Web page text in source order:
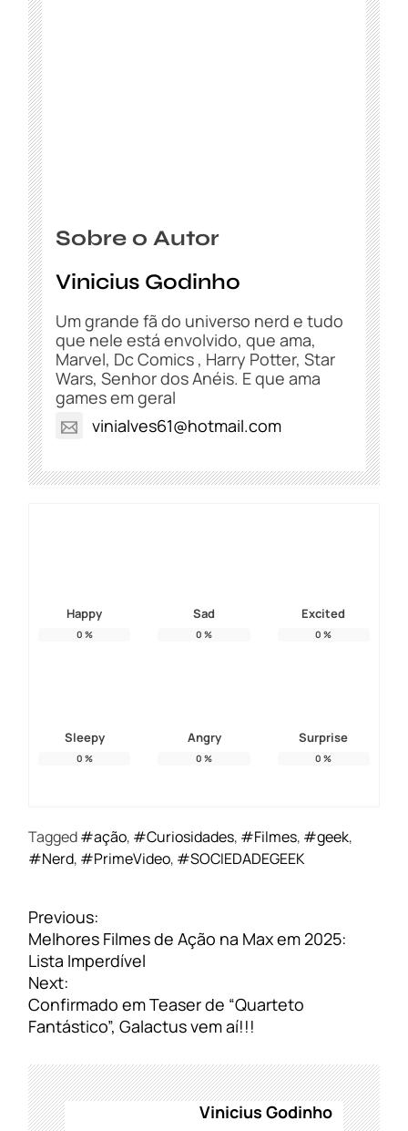
Sobre o Autor
Vinicius Godinho
Um grande fã do universo nerd e tudo
que nele está envolvido, que ama,
Marvel, Dc Comics , Harry Potter, Star
Wars, Senhor dos Anéis. E que ama
games em geral
vinialves61@hotmail.com
Happy
0 %
Sad
0 %
Excited
0 %
Sleepy
0 %
Angry
0 %
Surprise
0 %
Tagged#ação, #Curiosidades, #Filmes, #geek,
#Nerd, #PrimeVideo, #SOCIEDADEGEEK
N
a
v
e
g
a
ã
o
d
Previous:
Melhores Filmes de Ação na Max em 2025:
Lista Imperdível
Next:
Confirmado em Teaser de “Quarteto
Fantástico”, Galactus vem aí!!!
Vinicius Godinho